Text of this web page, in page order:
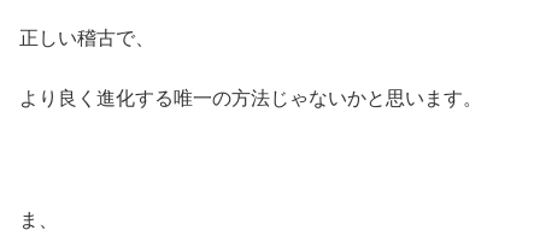
正しい稽古で、
より良く進化する唯一の方法じゃないかと思います。
ま、